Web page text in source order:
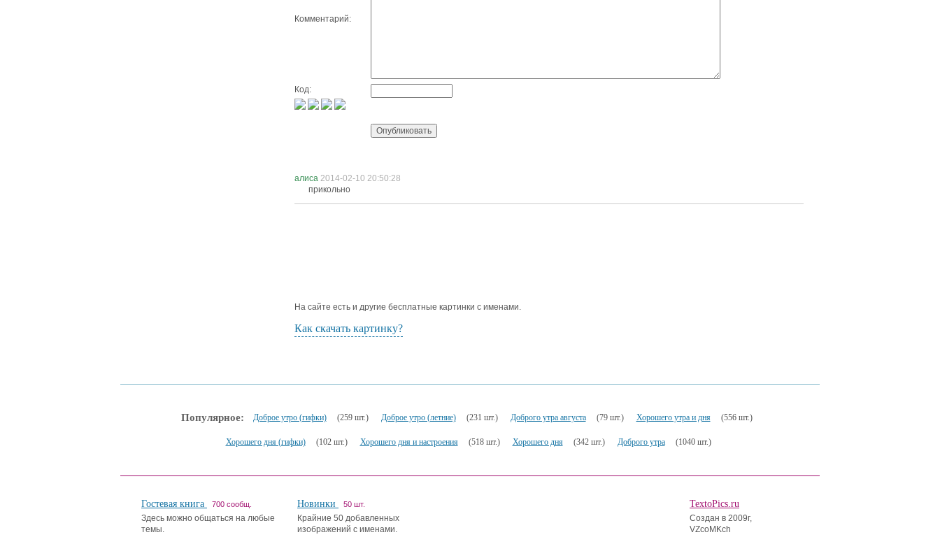
Комментарий:
Код:
алиса 2014-02-10 20:50:28
прикольно
На сайте есть и другие бесплатные картинки с именами.
Как скачать картинку?
Популярное: Доброе утро (гифки) (259 шт.) Доброе утро (летние) (231 шт.) Доброго утра августа (79 шт.) Хорошего утра и дня (556 шт.)
Хорошего дня (гифки) (102 шт.) Хорошего дня и настроения (518 шт.) Хорошего дня (342 шт.) Доброго утра (1040 шт.)
Гостевая книга 700 сообщ.
Здесь можно общаться на любые
темы.
Новинки 50 шт.
Крайние 50 добавленных
изображений с именами.
TextoPics.ru
Создан в 2009г,
VZcoMKch